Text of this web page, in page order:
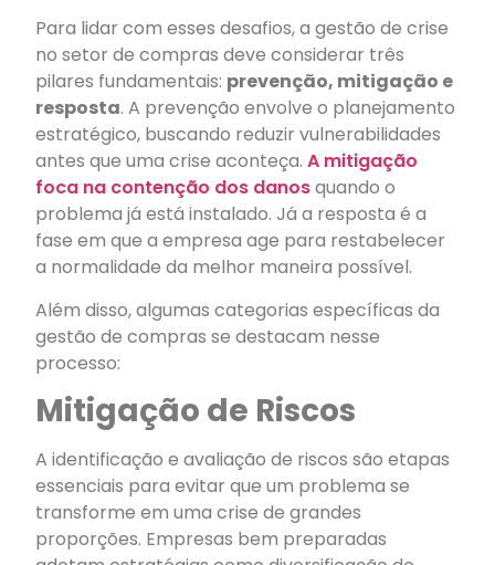
Para lidar com esses desafios, a gestão de crise
no setor de compras deve considerar três
pilares fundamentais: prevenção, mitigação e
resposta. A prevenção envolve o planejamento
estratégico, buscando reduzir vulnerabilidades
antes que uma crise aconteça. A mitigação
foca na contenção dos danosquando o
problema já está instalado. Já a resposta é a
fase em que a empresa age para restabelecer
a normalidade da melhor maneira possível.
Além disso, algumas categorias específicas da
gestão de compras se destacam nesse
processo:
Mitigação de Riscos
A identificação e avaliação de riscos são etapas
essenciais para evitar que um problema se
transforme em uma crise de grandes
proporções. Empresas bem preparadas